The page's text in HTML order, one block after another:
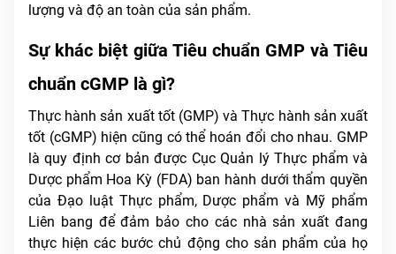
lượng và độ an toàn của sản phẩm.
Sự khác biệt giữa Tiêu chuẩn GMP và Tiêu
chuẩn cGMP là gì?
Thực hành sản xuất tốt (GMP) và Thực hành sản xuất
tốt (cGMP) hiện cũng có thể hoán đổi cho nhau. GMP
là quy định cơ bản được Cục Quản lý Thực phẩm và
Dược phẩm Hoa Kỳ (FDA) ban hành dưới thẩm quyền
của Đạo luật Thực phẩm, Dược phẩm và Mỹ phẩm
Liên bang để đảm bảo cho các nhà sản xuất đang
thực hiện các bước chủ động cho sản phẩm của họ